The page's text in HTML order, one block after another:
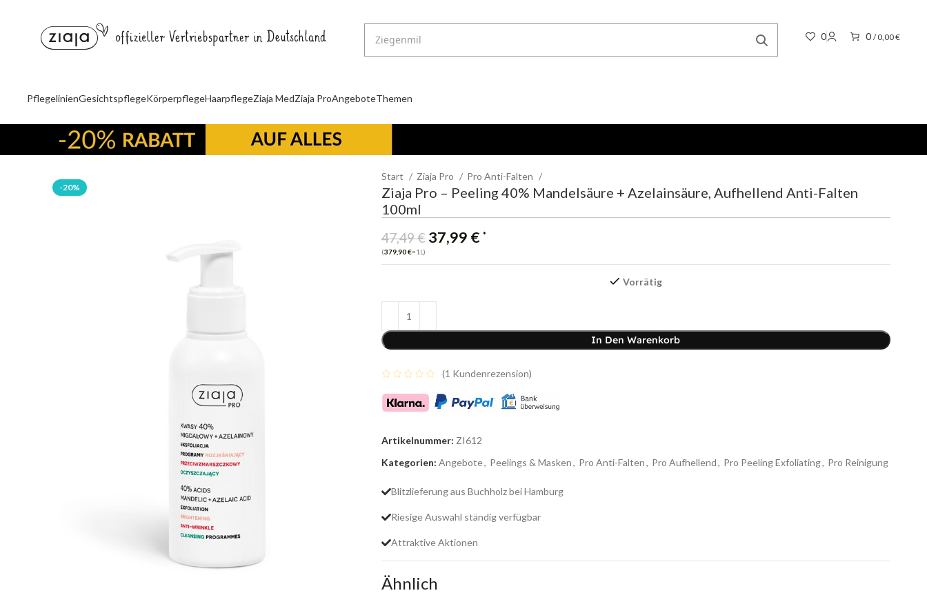
0 0/0,00€
PflegelinienGesichtspflegeKörperpflegeHaarpflegeZiaja MedZiaja ProAngeboteThemen
-20%
Start Ziaja Pro Pro Anti-Falten
Ziaja Pro – Peeling 40% Mandelsäure + Azelainsäure, Aufhellend Anti-Falten
100ml
47,49€ 37,99 € *
(379,90€=1L)
Vorrätig
In Den Warenkorb
(1 Kundenrezension)
Artikelnummer: ZI612
Kategorien: Angebote, Peelings & Masken, Pro Anti-Falten, Pro Aufhellend, Pro Peeling Exfoliating, Pro Reinigung
Blitzlieferung aus Buchholz bei Hamburg
Riesige Auswahl ständig verfügbar
Attraktive Aktionen
Ähnlich